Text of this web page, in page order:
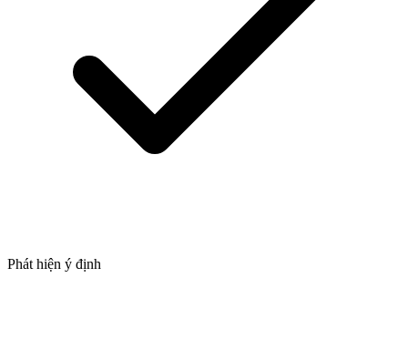
Phát hiện ý định